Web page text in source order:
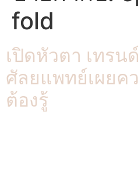
fold
เปิดหัวตา เทรน
ศัลยแพทย์เผยค
ต้องรู้